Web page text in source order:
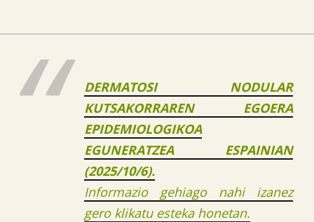
DERMATOSI NODULAR
KUTSAKORRAREN EGOERA
EPIDEMIOLOGIKOA
EGUNERATZEA ESPAINIAN
(2025/10/6).
Informazio gehiago nahi izanez
gero klikatu esteka honetan.